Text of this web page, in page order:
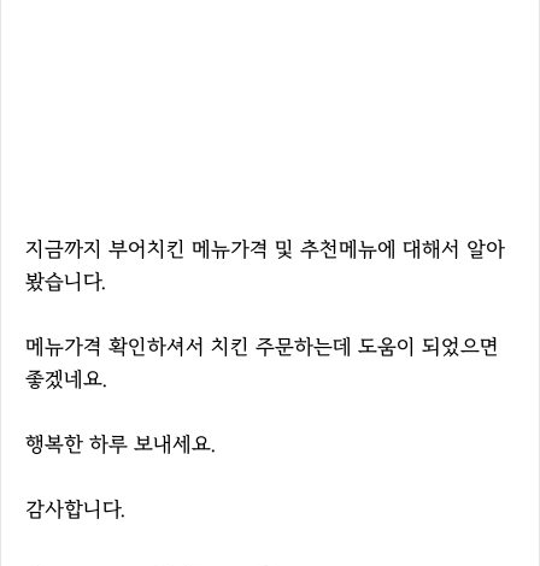
지금까지 부어치킨 메뉴가격 및 추천메뉴에 대해서 알아
봤습니다.
메뉴가격 확인하셔서 치킨 주문하는데 도움이 되었으면
좋겠네요.
행복한 하루 보내세요.
감사합니다.